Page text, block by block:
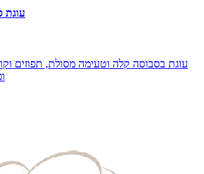
עוגת
עוגת בסבוסה קלה וטעימה מסולת, תפוזים